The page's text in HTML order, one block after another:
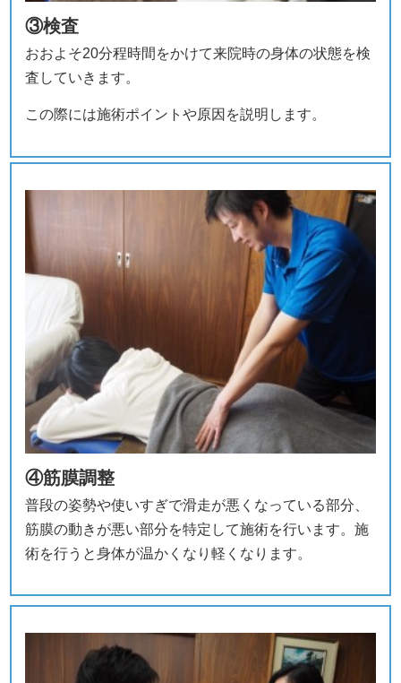
③検査
おおよそ20分程時間をかけて来院時の身体の状態を検
査していきます。
この際には施術ポイントや原因を説明します。
④筋膜調整
普段の姿勢や使いすぎで滑走が悪くなっている部分、
筋膜の動きが悪い部分を特定して施術を行います。施
術を行うと身体が温かくなり軽くなります。